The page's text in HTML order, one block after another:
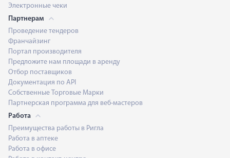
Электронные чеки
Партнерам
Проведение тендеров
Франчайзинг
Портал производителя
Предложите нам площади в аренду
Отбор поставщиков
Документация по API
Собственные Торговые Марки
Партнерская программа для веб-мастеров
Работа
Преимущества работы в Ригла
Работа в аптеке
Работа в офисе